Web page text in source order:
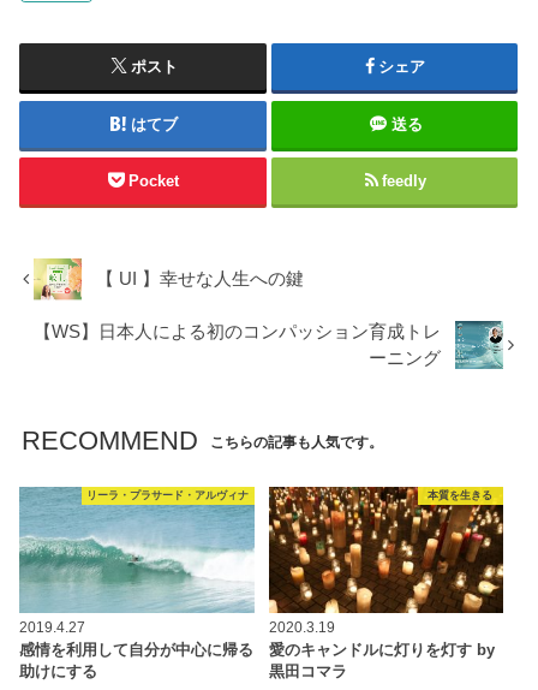
ポスト シェア
はてブ 送る
Pocket feedly
【 UI 】幸せな人生への鍵
【WS】日本人による初のコンパッション育成トレ
ーニング
RECOMMEND こちらの記事も人気です。
リーラ・プラサード・アルヴィナ
2019.4.27
感情を利用して自分が中心に帰る
助けにする
本質を生きる
2020.3.19
愛のキャンドルに灯りを灯す by
黒田コマラ